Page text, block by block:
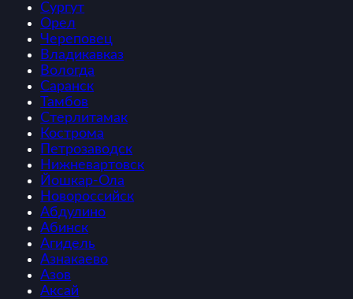
Сургут
Орел
Череповец
Владикавказ
Вологда
Саранск
Тамбов
Стерлитамак
Кострома
Петрозаводск
Нижневартовск
Йошкар-Ола
Новороссийск
Абдулино
Абинск
Агидель
Азнакаево
Азов
Аксай